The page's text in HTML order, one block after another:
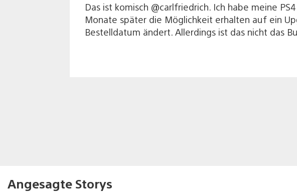
Das ist komisch @carlfriedrich. Ich habe meine
Monate später die Möglichkeit erhalten auf ein
Bestelldatum ändert. Allerdings ist das nicht das
Angesagte Storys